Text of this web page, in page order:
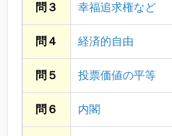
問３ 幸福追求権など
問４ 経済的自由
問５ 投票価値の平等
問６ 内閣